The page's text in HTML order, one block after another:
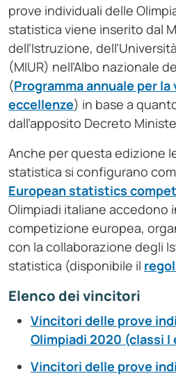
prove individuali delle
statistica viene inserito dal
dell’Istruzione,
(MIUR) nell’Albo nazionale
(Programma annuale per
eccellenze) in base a
dall’apposito Decreto
Anche per questa edizione
statistica si configurano
European statistics
Olimpiadi italiane accedono
competizione europea,
con la collaborazione degli
statistica (disponibile il
Elenco dei vincitori
Vincitori delle prove
Olimpiadi 2020 (classi I
Vincitori delle prove